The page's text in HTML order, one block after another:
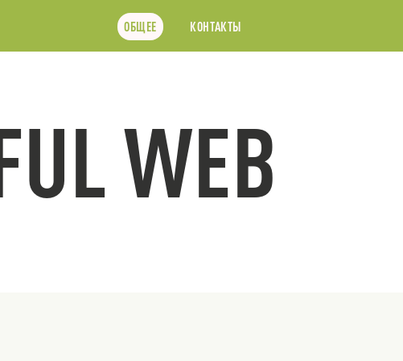
ОБЩЕЕ КОНТАКТЫ
WEB